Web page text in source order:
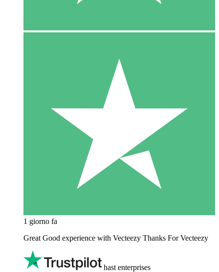
1 giorno fa
Great Good experience with Vecteezy Thanks For Vecteezy
hast enterprises